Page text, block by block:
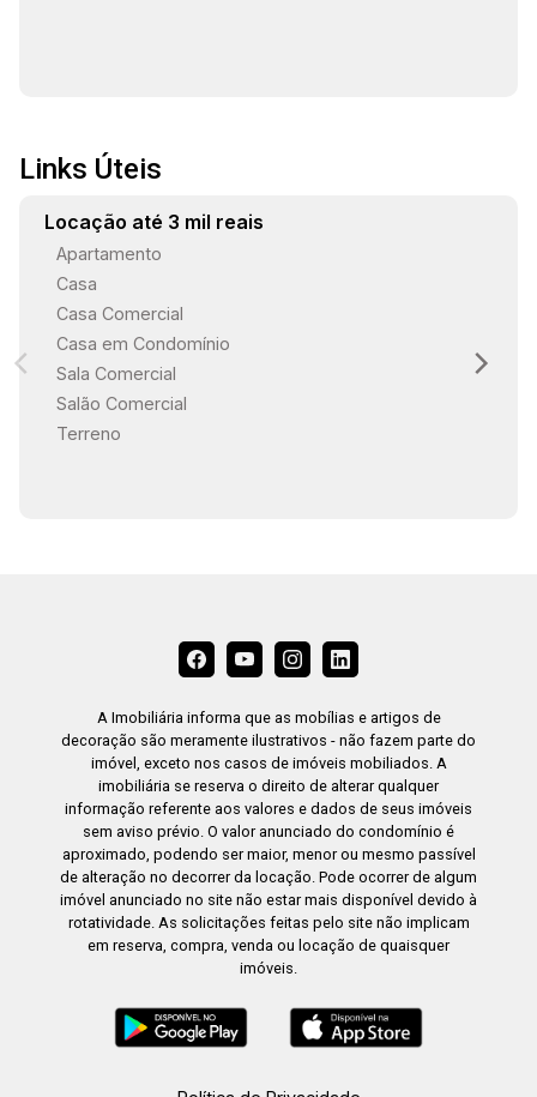
Links Úteis
Locação até 3 mil reais
Apartamento
Casa
Casa Comercial
Casa em Condomínio
Sala Comercial
Salão Comercial
Terreno
A Imobiliária informa que as mobílias e artigos de
decoração são meramente ilustrativos - não fazem parte do
imóvel, exceto nos casos de imóveis mobiliados. A
imobiliária se reserva o direito de alterar qualquer
informação referente aos valores e dados de seus imóveis
sem aviso prévio. O valor anunciado do condomínio é
aproximado, podendo ser maior, menor ou mesmo passível
de alteração no decorrer da locação. Pode ocorrer de algum
imóvel anunciado no site não estar mais disponível devido à
rotatividade. As solicitações feitas pelo site não implicam
em reserva, compra, venda ou locação de quaisquer
imóveis.